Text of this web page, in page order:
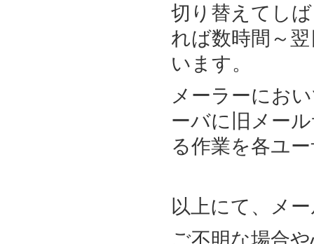
切り替えてし
れば数時間～
います。
メーラーにお
ーバに旧メー
る作業を各ユ
以上にて、メ
ご不明な場合